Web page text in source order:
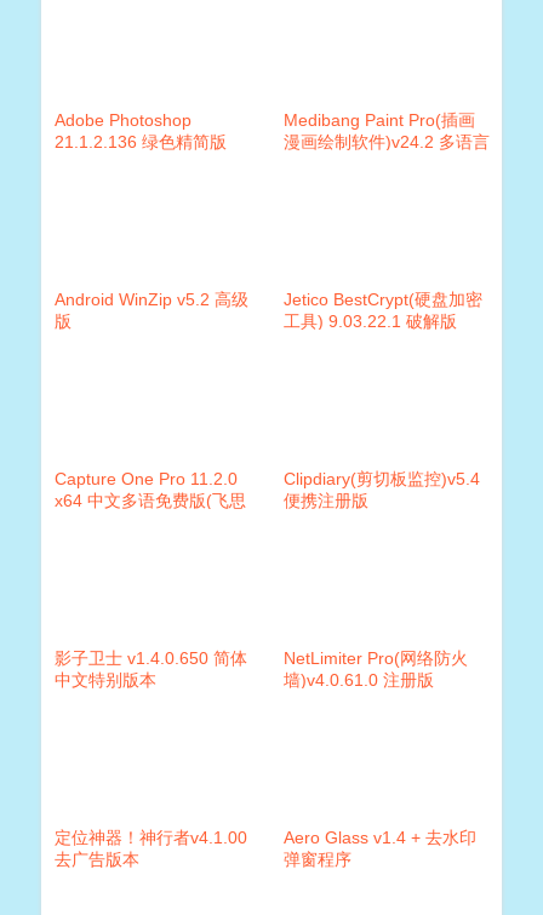
Adobe Photoshop
21.1.2.136 绿色精简版
Medibang Paint Pro(插画
漫画绘制软件)v24.2 多语言
Android WinZip v5.2 高级
版
Jetico BestCrypt(硬盘加密
工具) 9.03.22.1 破解版
Capture One Pro 11.2.0
x64 中文多语免费版(飞思
Clipdiary(剪切板监控)v5.4
便携注册版
影子卫士 v1.4.0.650 简体
中文特别版本
NetLimiter Pro(网络防火
墙)v4.0.61.0 注册版
定位神器！神行者v4.1.00
去广告版本
Aero Glass v1.4 + 去水印
弹窗程序